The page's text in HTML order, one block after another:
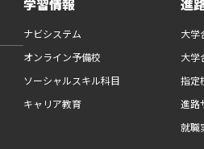
ナビシステム
オンライン予備校
ソーシャルスキル科目
キャリア教育
大学
大学
指定
進路
就職